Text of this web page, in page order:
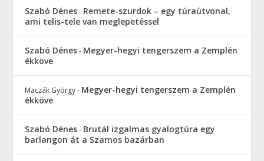
Szabó Dénes- Remete-szurdok – egy túraútvonal,
ami telis-tele van meglepetéssel
Szabó Dénes- Megyer-hegyi tengerszem a Zemplén
ékköve
Maczák György- Megyer-hegyi tengerszem a Zemplén
ékköve
Szabó Dénes- Brutál izgalmas gyalogtúra egy
barlangon át a Szamos bazárban